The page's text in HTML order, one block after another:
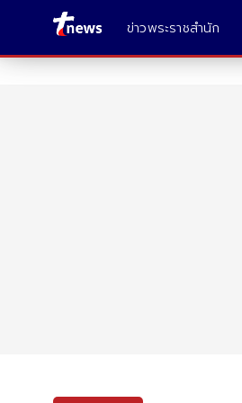
ข่าวพระราชสำนัก